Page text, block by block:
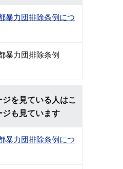
暴力団排除条例につ
暴力団排除条例
ジを見ている人はこ
ジも見ています
暴力団排除条例につ